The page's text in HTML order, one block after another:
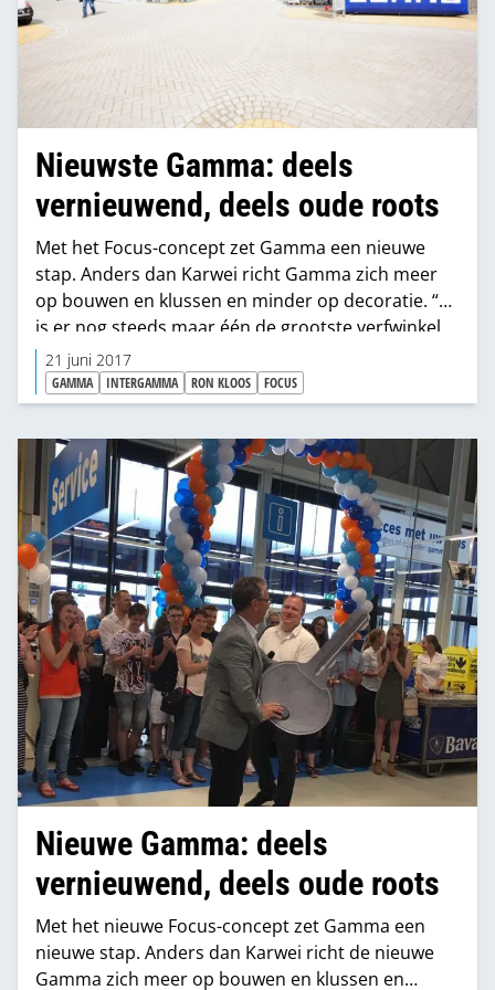
Nieuwste Gamma: deels
vernieuwend, deels oude roots
Met het Focus-concept zet Gamma een nieuwe
stap. Anders dan Karwei richt Gamma zich meer
op bouwen en klussen en minder op decoratie. “Er
is er nog steeds maar één de grootste verfwinkel
van Nederland, maar kroonluchters en dure
vloeren vind je hier niet meer.” Voor de zomer
gaan de eerste drie testwinkels open, in 2017
volgen er nog twee en in 2018 staan er al twee
gepland. “Het tempo moet echt omhoog”, zegt
directeur Ron Kloos.
21 juni 2017
GAMMA INTERGAMMA RON KLOOS FOCUS
Nieuwe Gamma: deels
vernieuwend, deels oude roots
Met het nieuwe Focus-concept zet Gamma een
nieuwe stap. Anders dan Karwei richt de nieuwe
Gamma zich meer op bouwen en klussen en